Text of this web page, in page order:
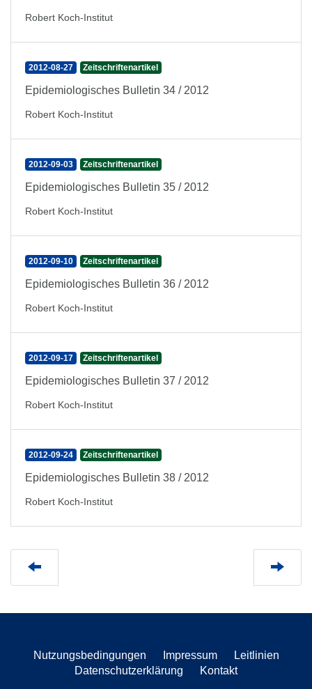
Robert Koch-Institut
2012-08-27 Zeitschriftenartikel
Epidemiologisches Bulletin 34 / 2012
Robert Koch-Institut
2012-09-03 Zeitschriftenartikel
Epidemiologisches Bulletin 35 / 2012
Robert Koch-Institut
2012-09-10 Zeitschriftenartikel
Epidemiologisches Bulletin 36 / 2012
Robert Koch-Institut
2012-09-17 Zeitschriftenartikel
Epidemiologisches Bulletin 37 / 2012
Robert Koch-Institut
2012-09-24 Zeitschriftenartikel
Epidemiologisches Bulletin 38 / 2012
Robert Koch-Institut
Nutzungsbedingungen Impressum
Leitlinien
Datenschutzerklärung
Kontakt